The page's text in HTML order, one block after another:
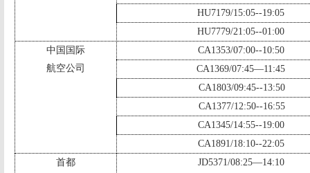
HU7179/15:05--19:05
HU7779/21:05--01:00
中国国际
航空公司
CA1353/07:00--10:50
CA1369/07:45—11:45
CA1803/09:45--13:50
CA1377/12:50--16:55
CA1345/14:55--19:00
CA1891/18:10--22:05
首都
JD5371/08:25—14:10